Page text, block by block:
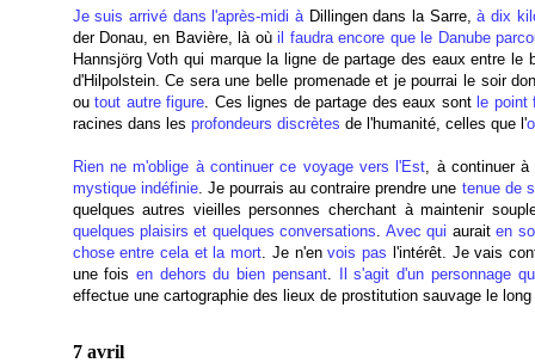
Je suis arrivé dans l'après-midi àDillingen dans la Sarre,à dix
der Donau, en Bavière, là oùil faudra encore que le Danube
Hannsjörg Voth qui marque la ligne de partage des eaux entre
d'Hilpolstein. Ce sera une belle promenade et je pourrai le soir
ou tout autre figure. Ces lignes de partage des eaux sont le point
racines dans les profondeurs discrètes de l'humanité, celles que l'
Rien ne m'oblige à continuer ce voyage vers l'Est, à continuer
mystique indéfinie. Je pourrais au contraire prendre une tenue de
quelques autres vieilles personnes cherchant à maintenir
quelques plaisirs et quelques conversations. Avec qui auraiten
chose entre cela et la mort. Je n'envois pas l'intérêt. Je vais
une fois en dehors du bien pensant.
Il s'agit d'un personnage
effectue une cartographie des lieux de prostitution sauvage le
7 avril